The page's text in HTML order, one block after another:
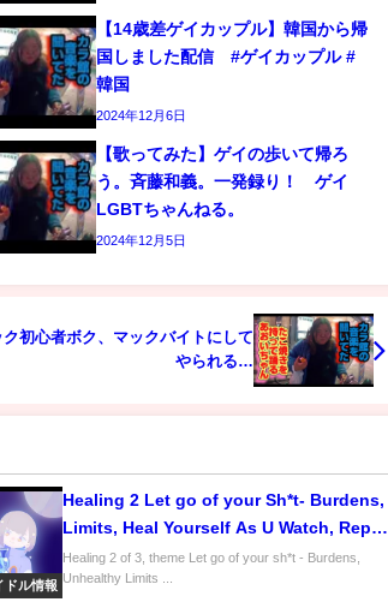
【14歳差ゲイカップル】韓国から帰
国しました配信 #ゲイカップル #
韓国
2024年12月6日
【歌ってみた】ゲイの歩いて帰ろ
う。斉藤和義。一発録り！ ゲイ
LGBTちゃんねる。
2024年12月5日
ク初心者ボク、マックバイトにして
やられる…
ドル情報
Healing 2 Let go of your Sh*t- Burdens,
Limits, Heal Yourself As U Watch, Repair
Auras, Chakras etc.
Healing 2 of 3, theme Let go of your sh*t - Burdens,
Unhealthy Limits ...